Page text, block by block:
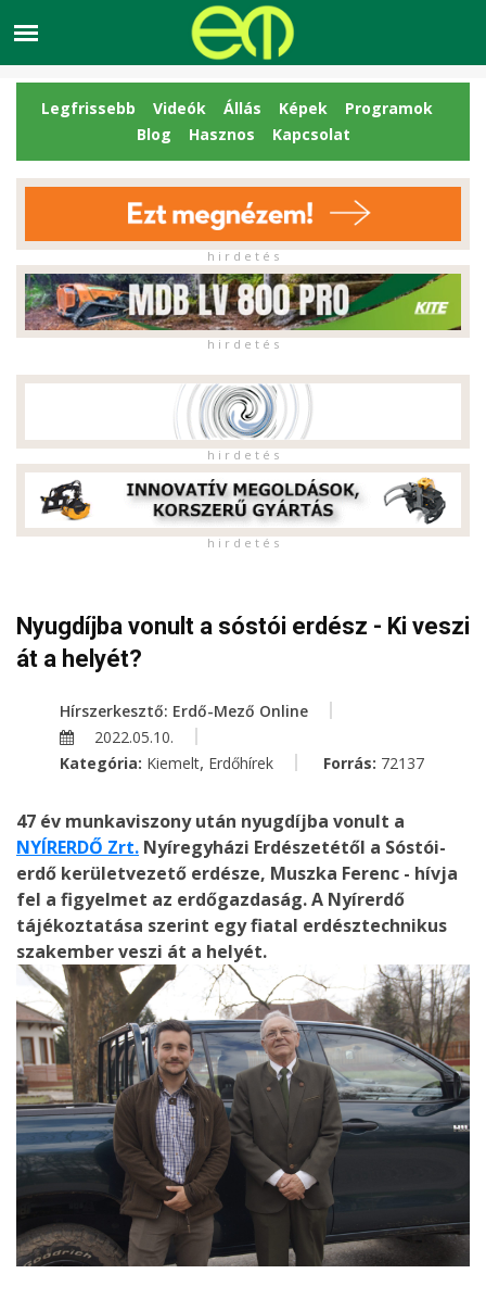
Legfrissebb Videók Állás Képek
Programok
Blog
Hasznos Kapcsolat
h i r d e t é s
h i r d e t é s
h i r d e t é s
h i r d e t é s
Nyugdíjba vonult a sóstói erdész - Ki veszi
át a helyét?
Hírszerkesztő: Erdő-Mező Online
2022.05.10.
Kategória: Kiemelt, Erdőhírek Forrás: 72137
47 év munkaviszony után nyugdíjba vonult a
NYÍRERDŐ Zrt. Nyíregyházi Erdészetétől a Sóstói-
erdő kerületvezető erdésze, Muszka Ferenc - hívja
fel a figyelmet az erdőgazdaság. A Nyírerdő
tájékoztatása szerint egy fiatal erdésztechnikus
szakember veszi át a helyét.